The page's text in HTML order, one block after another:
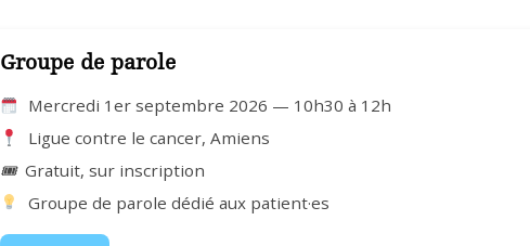
Groupe de parole
Mercredi 1er septembre 2026 — 10h30 à 12h
Ligue contre le cancer, Amiens
🎟 Gratuit, sur inscription
Groupe de parole dédié aux patient·es